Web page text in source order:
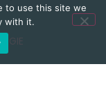
to use this site we
with it.